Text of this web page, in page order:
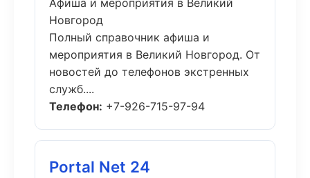
Афиша и мероприятия в Великий
Новгород
Полный справочник афиша и
мероприятия в Великий Новгород. От
новостей до телефонов экстренных
служб....
Телефон: +7-926-715-97-94
Portal Net 24